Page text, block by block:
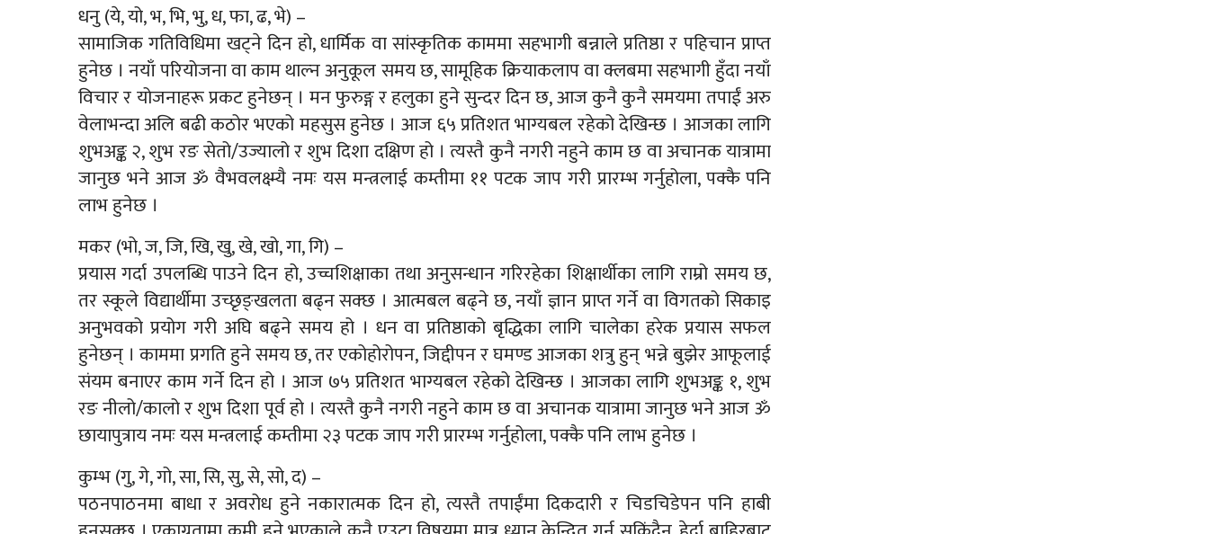
धनु (ये, यो, भ, भि, भु, ध, फा, ढ, भे) –
सामाजिक गतिविधिमा खट्ने दिन हो, धार्मिक वा सांस्कृतिक काममा सहभागी बन्नाले प्रतिष्ठा र पहिचान प्राप्त
हुनेछ । नयाँ परियोजना वा काम थाल्न अनुकूल समय छ, सामूहिक क्रियाकलाप वा क्लबमा सहभागी हुँदा नयाँ
विचार र योजनाहरू प्रकट हुनेछन् । मन फुरुङ्ग र हलुका हुने सुन्दर दिन छ, आज कुनै कुनै समयमा तपाईं अरु
वेलाभन्दा अलि बढी कठोर भएको महसुस हुनेछ । आज ६५ प्रतिशत भाग्यबल रहेको देखिन्छ । आजका लागि
शुभअङ्क २, शुभ रङ सेतो/उज्यालो र शुभ दिशा दक्षिण हो । त्यस्तै कुनै नगरी नहुने काम छ वा अचानक यात्रामा
जानुछ भने आज ॐ वैभवलक्ष्म्यै नमः यस मन्त्रलाई कम्तीमा ११ पटक जाप गरी प्रारम्भ गर्नुहोला, पक्कै पनि
लाभ हुनेछ ।
मकर (भो, ज, जि, खि, खु, खे, खो, गा, गि) –
प्रयास गर्दा उपलब्धि पाउने दिन हो, उच्चशिक्षाका तथा अनुसन्धान गरिरहेका शिक्षार्थीका लागि राम्रो समय छ,
तर स्कूले विद्यार्थीमा उच्छृङ्खलता बढ्न सक्छ । आत्मबल बढ्ने छ, नयाँ ज्ञान प्राप्त गर्ने वा विगतको सिकाइ
अनुभवको प्रयोग गरी अघि बढ्ने समय हो । धन वा प्रतिष्ठाको बृद्धिका लागि चालेका हरेक प्रयास सफल
हुनेछन् । काममा प्रगति हुने समय छ, तर एकोहोरोपन, जिद्दीपन र घमण्ड आजका शत्रु हुन् भन्ने बुझेर आफूलाई
संयम बनाएर काम गर्ने दिन हो । आज ७५ प्रतिशत भाग्यबल रहेको देखिन्छ । आजका लागि शुभअङ्क १, शुभ
रङ नीलो/कालो र शुभ दिशा पूर्व हो । त्यस्तै कुनै नगरी नहुने काम छ वा अचानक यात्रामा जानुछ भने आज ॐ
छायापुत्राय नमः यस मन्त्रलाई कम्तीमा २३ पटक जाप गरी प्रारम्भ गर्नुहोला, पक्कै पनि लाभ हुनेछ ।
कुम्भ (गु, गे, गो, सा, सि, सु, से, सो, द) –
पठनपाठनमा बाधा र अवरोध हुने नकारात्मक दिन हो, त्यस्तै तपाईंमा दिकदारी र चिडचिडेपन पनि हाबी